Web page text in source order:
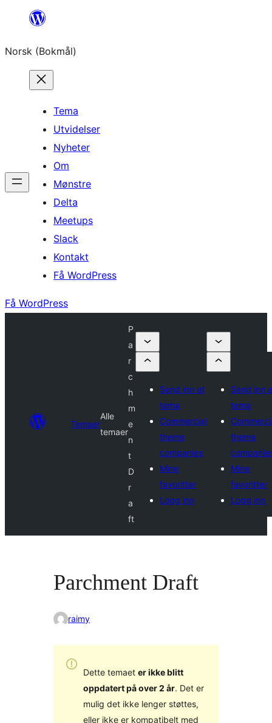
Hopp
innhold
Norsk (Bokmål)
Tema
Utvidelser
Nyheter
Om
Mønstre
Delta
Meetups
Slack
Kontakt
Få WordPress
Få WordPress
Temaer
Alle
temaer
P
a
r
c
h
m
e
n
t
D
r
a
ft
Send inn et
tema
Commercial
theme
companies
Mine
favoritter
Logg inn
Send inn
tema
theme
Mine
favoritter
Logg inn
Parchment Draft
raimy
Dette temaet er ikke blitt
oppdatert på over 2 år. Det er
mulig det ikke lenger støttes,
eller ikke er kompatibelt med